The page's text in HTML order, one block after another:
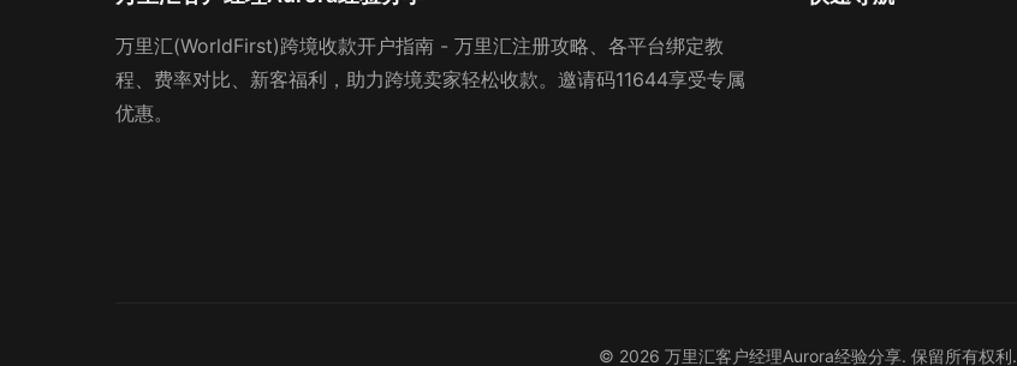
万里汇(WorldFirst)跨境收款开户指南 - 万里汇注册攻略、各平台绑定教
程、费率对比、新客福利，助力跨境卖家轻松收款。邀请码11644享受专属
优惠。
© 2026 万里汇客户经理Aurora经验分享. 保留所有权利.